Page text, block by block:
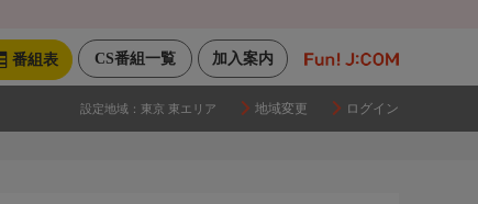
加入案内
CS番組一覧
番組表
設定地域： 東京 東エリア 地域変更 ログイン